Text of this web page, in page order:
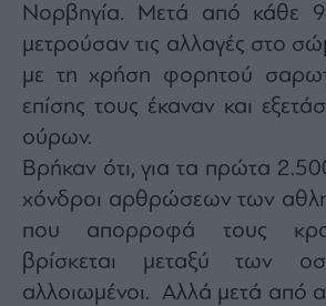
Trader's
book
Buy-
Hold-
Sell
The
Value
Investor
Crypto
Χρηματιστηριακές
Ανακοινώσεις
Νορβηγία. Μετά από κάθε
μετρούσαν τις αλλαγές στο
με τη χρήση φορητού
επίσης τους έκαναν και
ούρων.
Βρήκαν ότι, για τα πρώτα
χόνδροι αρθρώσεων των
που απορροφά τους
βρίσκεται μεταξύ των
αλλοιωμένοι. Αλλά μετά από